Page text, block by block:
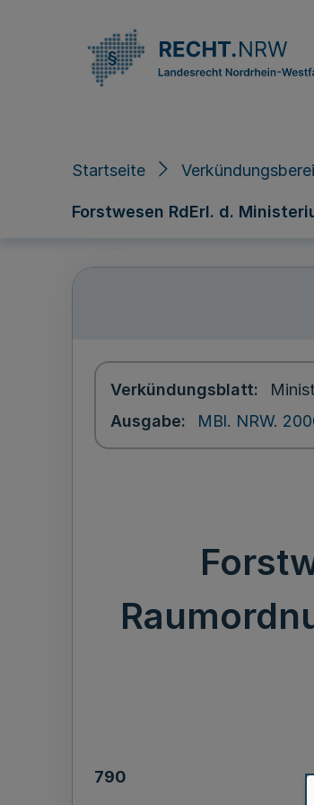
Startseite
Forstwesen RdErl. d.
Verkündungsblatt
Ausgabe
MBl. NRW.
790